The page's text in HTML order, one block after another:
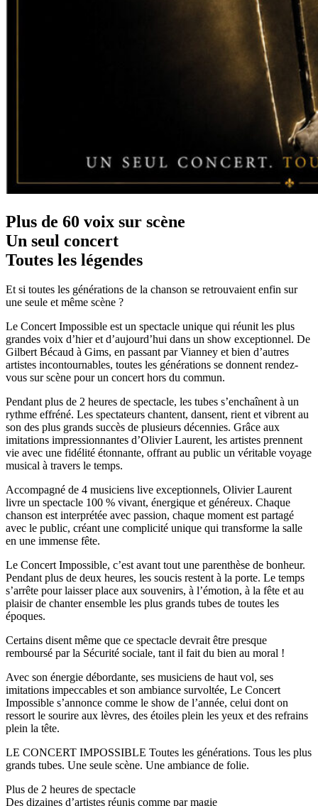
Plus de 60 voix sur scène
Un seul concert
Toutes les légendes
Et si toutes les générations de la chanson se retrouvaient enfin sur
une seule et même scène ?
Le Concert Impossible est un spectacle unique qui réunit les plus
grandes voix d’hier et d’aujourd’hui dans un show exceptionnel. De
Gilbert Bécaud à Gims, en passant par Vianney et bien d’autres
artistes incontournables, toutes les générations se donnent rendez-
vous sur scène pour un concert hors du commun.
Pendant plus de 2 heures de spectacle, les tubes s’enchaînent à un
rythme effréné. Les spectateurs chantent, dansent, rient et vibrent au
son des plus grands succès de plusieurs décennies. Grâce aux
imitations impressionnantes d’Olivier Laurent, les artistes prennent
vie avec une fidélité étonnante, offrant au public un véritable voyage
musical à travers le temps.
Accompagné de 4 musiciens live exceptionnels, Olivier Laurent
livre un spectacle 100 % vivant, énergique et généreux. Chaque
chanson est interprétée avec passion, chaque moment est partagé
avec le public, créant une complicité unique qui transforme la salle
en une immense fête.
Le Concert Impossible, c’est avant tout une parenthèse de bonheur.
Pendant plus de deux heures, les soucis restent à la porte. Le temps
s’arrête pour laisser place aux souvenirs, à l’émotion, à la fête et au
plaisir de chanter ensemble les plus grands tubes de toutes les
époques.
Certains disent même que ce spectacle devrait être presque
remboursé par la Sécurité sociale, tant il fait du bien au moral !
Avec son énergie débordante, ses musiciens de haut vol, ses
imitations impeccables et son ambiance survoltée, Le Concert
Impossible s’annonce comme le show de l’année, celui dont on
ressort le sourire aux lèvres, des étoiles plein les yeux et des refrains
plein la tête.
LE CONCERT IMPOSSIBLE Toutes les générations. Tous les plus
grands tubes. Une seule scène. Une ambiance de folie.
Plus de 2 heures de spectacle
Des dizaines d’artistes réunis comme par magie